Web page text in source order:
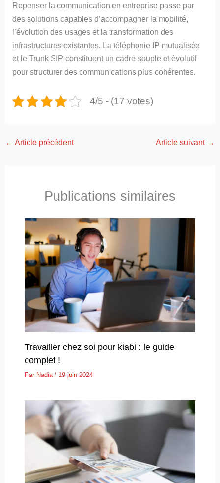
Repenser la communication en entreprise passe par
des solutions capables d’accompagner la mobilité,
l’évolution des usages et la transformation des
infrastructures existantes. La téléphonie IP mutualisée
et le Trunk SIP constituent un cadre souple et évolutif
pour structurer des communications plus cohérentes.
4/5 - (17 votes)
← Article précédent Article suivant →
Publications similaires
Travailler chez soi pour kiabi : le guide
complet !
Par Nadia / 19 juin 2024